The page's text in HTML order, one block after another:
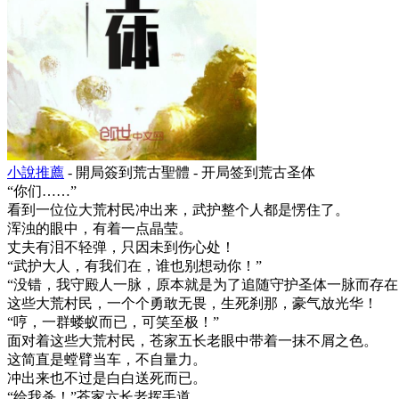
小說推薦 - 開局簽到荒古聖體 - 开局签到荒古圣体
“你们……”
看到一位位大荒村民冲出来，武护整个人都是愣住了。
浑浊的眼中，有着一点晶莹。
丈夫有泪不轻弹，只因未到伤心处！
“武护大人，有我们在，谁也别想动你！”
“没错，我守殿人一脉，原本就是为了追随守护圣体一脉而存
这些大荒村民，一个个勇敢无畏，生死刹那，豪气放光华！
“哼，一群蝼蚁而已，可笑至极！”
面对着这些大荒村民，苍家五长老眼中带着一抹不屑之色。
这简直是螳臂当车，不自量力。
冲出来也不过是白白送死而已。